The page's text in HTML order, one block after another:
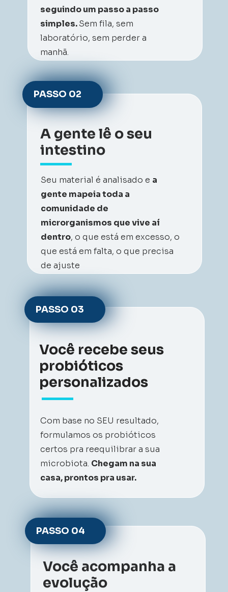
PASSO 02
PASSO 03
PASSO 04
Você recebe seus
probióticos
personalizados
Você acompanha a
evolução
A gente lê o seu
intestino
seguindo um passo a passo
simples. Sem fila, sem
laboratório, sem perder a
manhã.
Seu material é analisado e a
gente mapeia toda a
comunidade de
microrganismos que vive aí
dentro, o que está em excesso, o
que está em falta, o que precisa
de ajuste
Com base no SEU resultado,
formulamos os probióticos
certos pra reequilibrar a sua
microbiota. Chegam na sua
casa, prontos pra usar.